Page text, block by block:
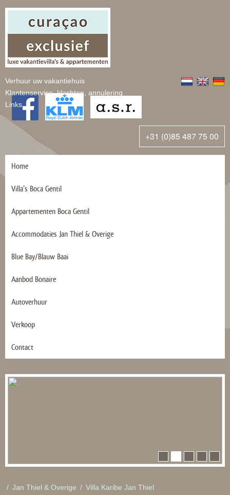
Verhuur uw vakantiehuis
Klantenservice, klachten, annulering
Links
+31 (0)85 487 75 00
Home
Villa’s Boca Gentil
Appartementen Boca Gentil
Accommodaties Jan Thiel & Overige
Blue Bay/Blauw Baai
Aanbod Bonaire
Autoverhuur
Verkoop
Contact
/ Jan Thiel & Overige / Villa Karibe Jan Thiel